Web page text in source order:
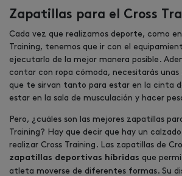
Zapatillas para el Cross
Cada vez que realizamos deporte, como
Training, tenemos que ir con el
ejecutarlo de la mejor manera posible.
contar con ropa cómoda, necesitarás
que te sirvan tanto para estar en la cinta
estar en la sala de musculación y hacer
Pero, ¿cuáles son las mejores zapatillas
Training? Hay que decir que hay un
realizar Cross Training. Las zapatillas de
zapatillas deportivas híbridas que
atleta moverse de diferentes formas. Su